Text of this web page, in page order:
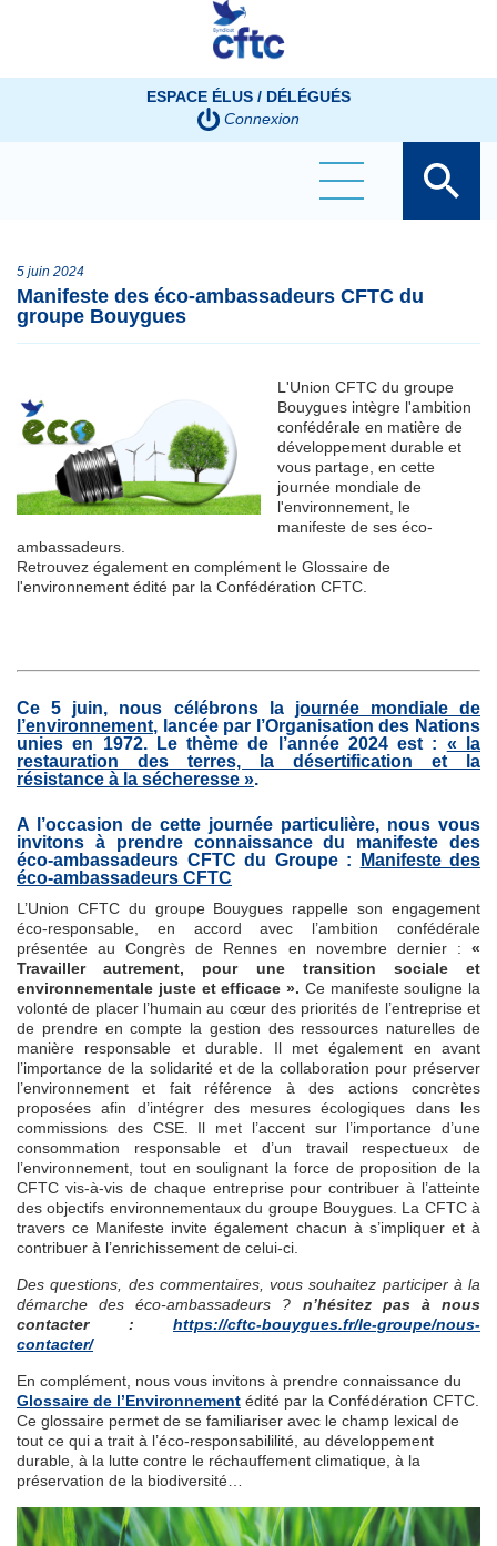
ESPACE ÉLUS / DÉLÉGUÉS
Connexion
5 juin 2024
Manifeste des éco-ambassadeurs CFTC du
groupe Bouygues
L'Union CFTC du groupe
Bouygues intègre l'ambition
confédérale en matière de
développement durable et
vous partage, en cette
journée mondiale de
l'environnement, le
manifeste de ses éco-
ambassadeurs.
Retrouvez également en complément le Glossaire de
l'environnement édité par la Confédération CFTC.
Ce 5 juin, nous célébrons la
journée mondiale de
l’environnement, lancée par l’Organisation des Nations
unies en 1972. Le thème de l’année 2024 est : « la
restauration des terres, la désertification et la
résistance à la sécheresse ».
A l’occasion de cette journée particulière, nous vous
invitons à prendre connaissance du manifeste des
éco-ambassadeurs CFTC du Groupe :
Manifeste des
éco-ambassadeurs CFTC
L’Union CFTC du groupe Bouygues rappelle son engagement
éco-responsable, en accord avec l’ambition confédérale
présentée au Congrès de Rennes en novembre dernier : «
Travailler autrement, pour une transition sociale et
environnementale juste et efficace ». Ce manifeste souligne la
volonté de placer l’humain au cœur des priorités de l’entreprise et
de prendre en compte la gestion des ressources naturelles de
manière responsable et durable. Il met également en avant
l’importance de la solidarité et de la collaboration pour préserver
l’environnement et fait référence à des actions concrètes
proposées afin d’intégrer des mesures écologiques dans les
commissions des CSE. Il met l’accent sur l’importance d’une
consommation responsable et d’un travail respectueux de
l’environnement, tout en soulignant la force de proposition de la
CFTC vis-à-vis de chaque entreprise pour contribuer à l’atteinte
des objectifs environnementaux du groupe Bouygues. La CFTC à
travers ce Manifeste invite également chacun à s’impliquer et à
contribuer à l’enrichissement de celui-ci.
Des questions, des commentaires, vous souhaitez participer à la
démarche des éco-ambassadeurs ? n’hésitez pas à nous
contacter : https://cftc-bouygues.fr/le-groupe/nous-
contacter/
En complément, nous vous invitons à prendre connaissance du
Glossaire de l’Environnement édité par la Confédération CFTC.
Ce glossaire permet de se familiariser avec le champ lexical de
tout ce qui a trait à l’éco-responsabililité, au développement
durable, à la lutte contre le réchauffement climatique, à la
préservation de la biodiversité…
Panneau de gestion des cookies